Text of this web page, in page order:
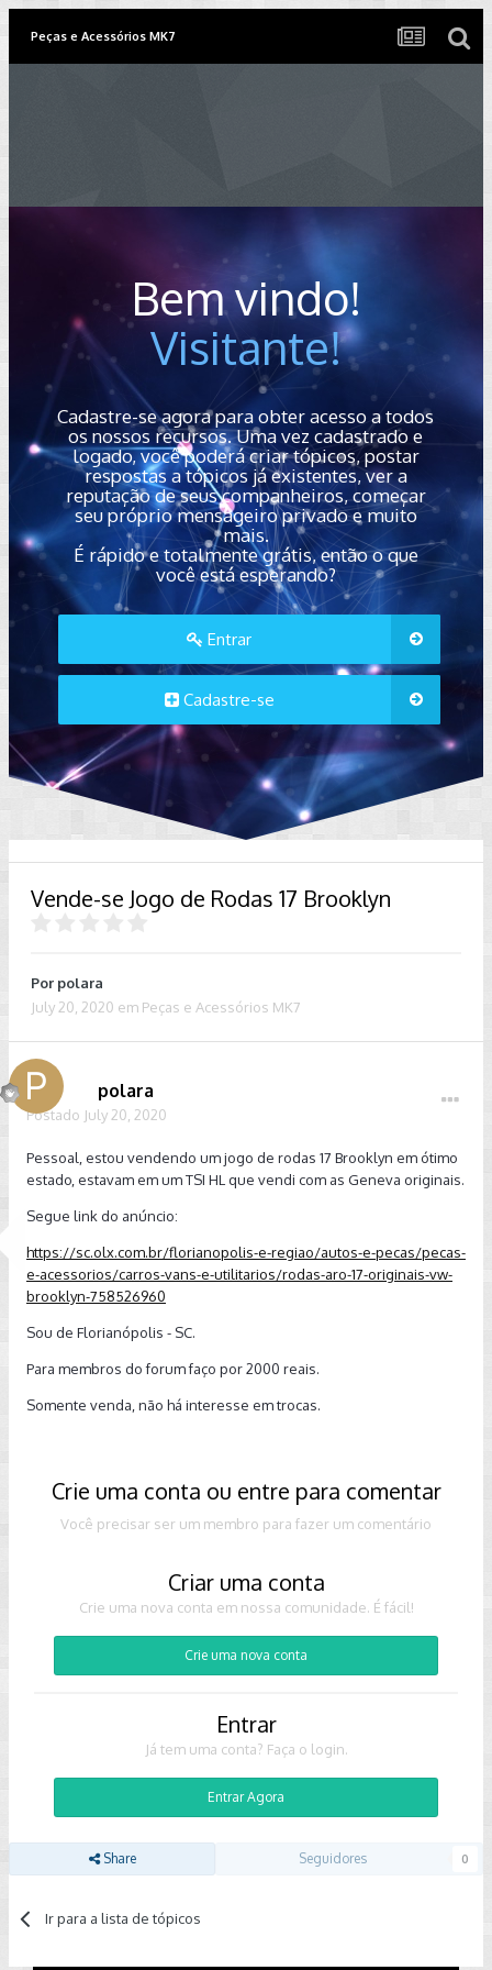
Peças e Acessórios MK7
Bem vindo!
Visitante!
Cadastre-se agora para obter acesso a todos
os nossos recursos. Uma vez cadastrado e
logado, você poderá criar tópicos, postar
respostas a tópicos já existentes, ver a
reputação de seus companheiros, começar
seu próprio mensageiro privado e muito
mais.
É rápido e totalmente grátis, então o que
você está esperando?
Entrar
Cadastre-se
Vende-se Jogo de Rodas 17 Brooklyn
Por polara
July 20, 2020 em Peças e Acessórios MK7
polara
Postado July 20, 2020
Pessoal, estou vendendo um jogo de rodas 17 Brooklyn em ótimo
estado, estavam em um TSI HL que vendi com as Geneva originais.
Segue link do anúncio:
https://sc.olx.com.br/florianopolis-e-regiao/autos-e-pecas/pecas-
e-acessorios/carros-vans-e-utilitarios/rodas-aro-17-originais-vw-
brooklyn-758526960
Sou de Florianópolis - SC.
Para membros do forum faço por 2000 reais.
Somente venda, não há interesse em trocas.
Crie uma conta ou entre para comentar
Você precisar ser um membro para fazer um comentário
Criar uma conta
Crie uma nova conta em nossa comunidade. É fácil!
Crie uma nova conta
Entrar
Já tem uma conta? Faça o login.
Entrar Agora
Share Seguidores 0
Ir para a lista de tópicos